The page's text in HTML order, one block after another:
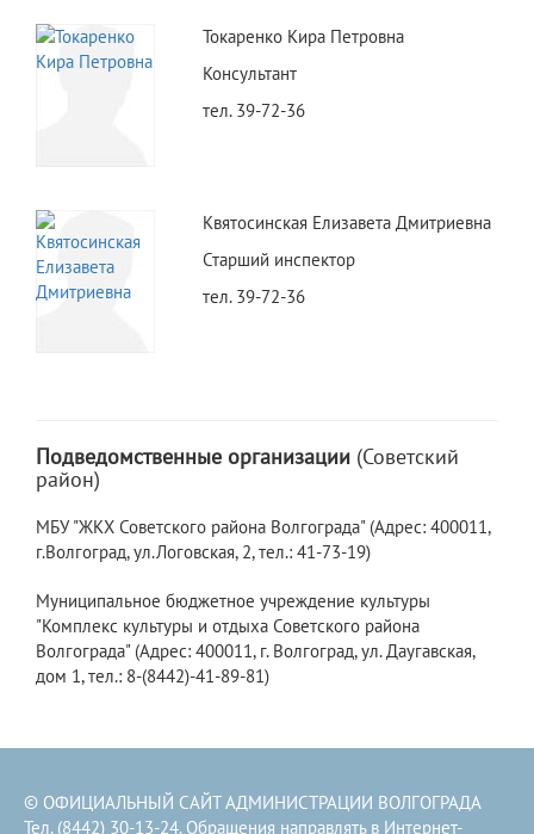
Токаренко Кира Петровна
Консультант
тел. 39-72-36
Квятосинская Елизавета Дмитриевна
Старший инспектор
тел. 39-72-36
Подведомственные организации (Советский
район)
МБУ "ЖКХ Советского района Волгограда" (Адрес: 400011,
г.Волгоград, ул.Логовская, 2, тел.: 41-73-19)
Муниципальное бюджетное учреждение культуры
"Комплекс культуры и отдыха Советского района
Волгограда" (Адрес: 400011, г. Волгоград, ул. Даугавская,
дом 1, тел.: 8-(8442)-41-89-81)
© ОФИЦИАЛЬНЫЙ САЙТ АДМИНИСТРАЦИИ ВОЛГОГРАДА
Тел. (8442) 30-13-24. Обращения направлять в Интернет-